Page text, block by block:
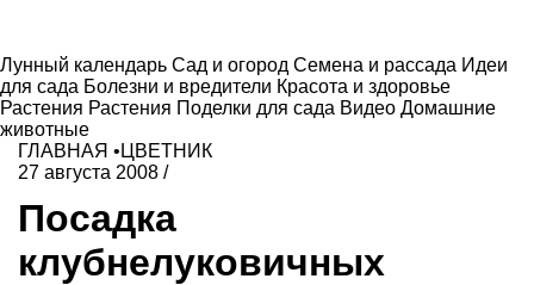
Лунный календарь Сад и огород Семена и рассада Идеи
для сада Болезни и вредители Красота и здоровье
Растения Растения Поделки для сада Видео Домашние
животные
ГЛАВНАЯ • ЦВЕТНИК
27 августа 2008 /
Посадка
клубнелуковичных